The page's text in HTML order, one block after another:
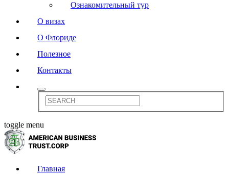
Ознакомительный тур
О визах
О Флориде
Полезное
Контакты
toggle menu
Главная